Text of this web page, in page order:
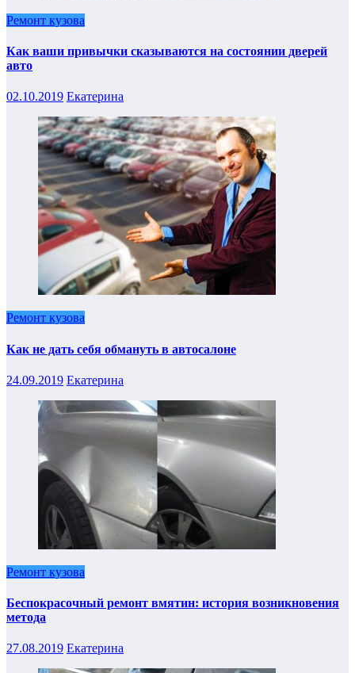
Ремонт кузова
Как ваши привычки сказываются на состоянии дверей
авто
02.10.2019 Екатерина
Ремонт кузова
Как не дать себя обмануть в автосалоне
24.09.2019 Екатерина
Ремонт кузова
Беспокрасочный ремонт вмятин: история возникновения
метода
27.08.2019 Екатерина